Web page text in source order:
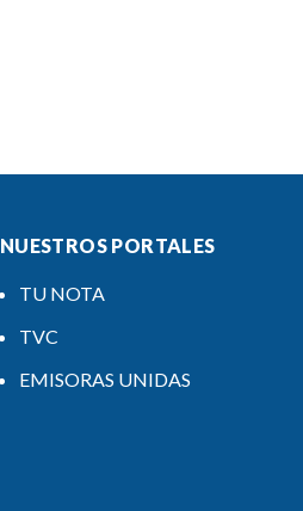
NUESTROS PORTALES
TU NOTA
TVC
EMISORAS UNIDAS